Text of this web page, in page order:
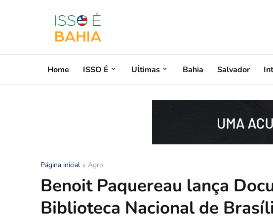
Home ISSO É Uĺtimas Bahia Salvador
Página inicial Agro
Benoit Paquereau lança
Biblioteca Nacional de